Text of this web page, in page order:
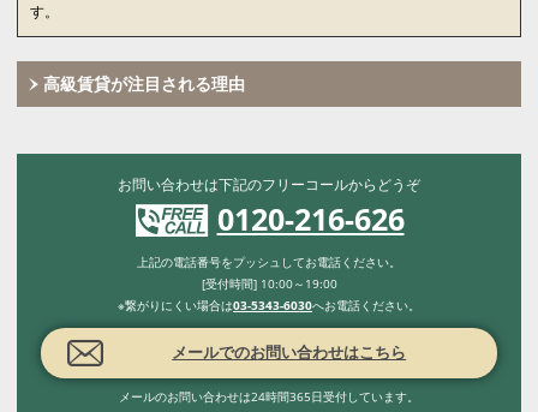
す。
高級賃貸が注目される理由
お問い合わせは下記のフリーコールからどうぞ
0120-216-626
上記の電話番号をプッシュしてお電話ください。
[受付時間] 10:00～19:00
※繋がりにくい場合は03-5343-6030へお電話ください。
メールでのお問い合わせはこちら
メールのお問い合わせは24時間365日受付しています。